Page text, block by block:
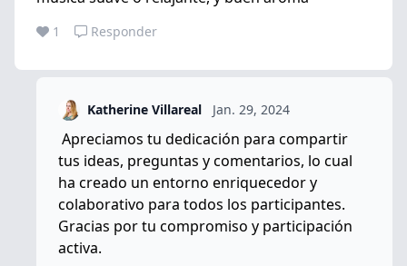
1 Responder
Katherine Villareal Jan. 29, 2024
Apreciamos tu dedicación para compartir
tus ideas, preguntas y comentarios, lo cual
ha creado un entorno enriquecedor y
colaborativo para todos los participantes.
Gracias por tu compromiso y participación
activa.